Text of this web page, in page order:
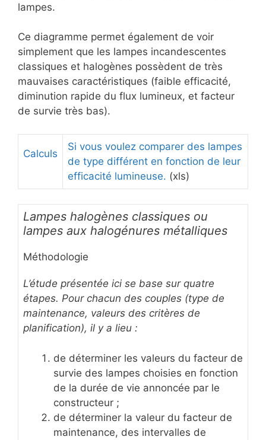
lampes.
Ce diagramme permet également de voir
simplement que les lampes incandescentes
classiques et halogènes possèdent de très
mauvaises caractéristiques (faible efficacité,
diminution rapide du flux lumineux, et facteur
de survie très bas).
Calculs
Si vous voulez comparer des lampes
de type différent en fonction de leur
efficacité lumineuse. (xls)
Lampes halogènes classiques ou
lampes aux halogénures métalliques
Méthodologie
L’étude présentée ici se base sur quatre
étapes. Pour chacun des couples (type de
maintenance, valeurs des critères de
planification), il y a lieu :
de déterminer les valeurs du facteur de
survie des lampes choisies en fonction
de la durée de vie annoncée par le
constructeur ;
de déterminer la valeur du facteur de
maintenance, des intervalles de